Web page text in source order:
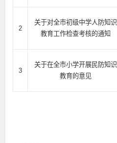
2
关于对全市初级中学人防知识
教育工作检查考核的通知
3
关于在全市小学开展民防知识
教育的意见